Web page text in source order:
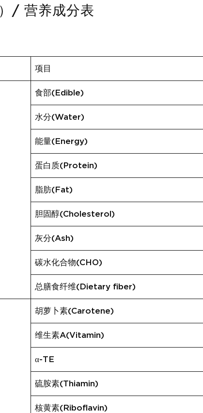
）/ 营养成分表
项目
食部(Edible)
水分(Water)
能量(Energy)
蛋白质(Protein)
脂肪(Fat)
胆固醇(Cholesterol)
灰分(Ash)
碳水化合物(CHO)
总膳食纤维(Dietary fiber)
胡萝卜素(Carotene)
维生素A(Vitamin)
α-TE
硫胺素(Thiamin)
核黄素(Riboflavin)